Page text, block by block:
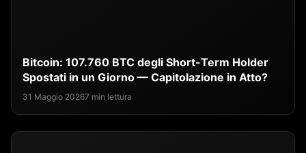
Bitcoin: 107.760 BTC degli Short-Term Holder
Spostati in un Giorno — Capitolazione in Atto?
31 Maggio 20267 min lettura